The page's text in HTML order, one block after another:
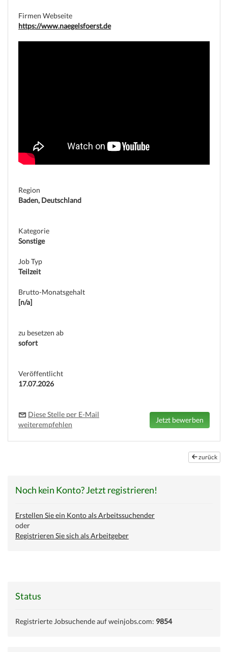
Firmen Webseite
https://www.naegelsfoerst.de
Region
Baden, Deutschland
Kategorie
Sonstige
Job Typ
Teilzeit
Brutto-Monatsgehalt
[n/a]
zu besetzen ab
sofort
Veröffentlicht
17.07.2026
Diese Stelle per E-Mail
weiterempfehlen
zurück
Noch kein Konto? Jetzt registrieren!
Erstellen Sie ein Konto als Arbeitssuchender
oder
Registrieren Sie sich als Arbeitgeber
Status
Registrierte Jobsuchende auf weinjobs.com: 9854